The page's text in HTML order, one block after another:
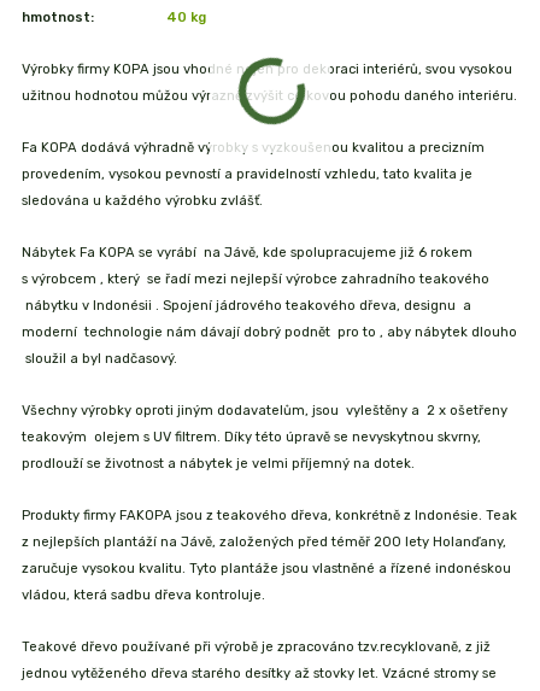
hmotnost: 40 kg
Výrobky firmy KOPA jsou vhodné nejen pro dekoraci interiérů, svou vysokou
užitnou hodnotou můžou výrazně zvýšit celkovou pohodu daného interiéru.
Fa KOPA dodává výhradně výrobky s vyzkoušenou kvalitou a precizním
provedením, vysokou pevností a pravidelností vzhledu, tato kvalita je
sledována u každého výrobku zvlášť.
Nábytek Fa KOPA se vyrábí na Jávě, kde spolupracujeme již 6 rokem
s výrobcem , který se řadí mezi nejlepší výrobce zahradního teakového
nábytku v Indonésii . Spojení jádrového teakového dřeva, designu a
moderní technologie nám dávají dobrý podnět pro to , aby nábytek dlouho
sloužil a byl nadčasový.
Všechny výrobky oproti jiným dodavatelům, jsou vyleštěny a 2 x ošetřeny
teakovým olejem s UV filtrem. Díky této úpravě se nevyskytnou skvrny,
prodlouží se životnost a nábytek je velmi příjemný na dotek.
Produkty firmy FAKOPA jsou z teakového dřeva, konkrétně z Indonésie. Teak
z nejlepších plantáží na Jávě, založených před téměř 200 lety Holanďany,
zaručuje vysokou kvalitu. Tyto plantáže jsou vlastněné a řízené indonéskou
vládou, která sadbu dřeva kontroluje.
Teakové dřevo používané při výrobě je zpracováno tzv.recyklovaně, z již
jednou vytěženého dřeva starého desítky až stovky let. Vzácné stromy se